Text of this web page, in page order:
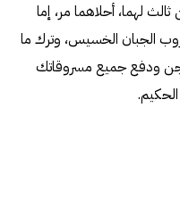
لهما، أحلاهما مر، إما
الجبان الخسيس، وترك ما
ودفع جميع مسروقاتك